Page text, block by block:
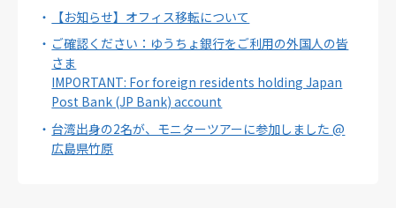
【お知らせ】オフィス移転について
ご確認ください：ゆうちょ銀行をご利用の外国人の皆
さま
IMPORTANT: For foreign residents holding Japan
Post Bank (JP Bank) account
台湾出身の2名が、モニターツアーに参加しました @
広島県竹原